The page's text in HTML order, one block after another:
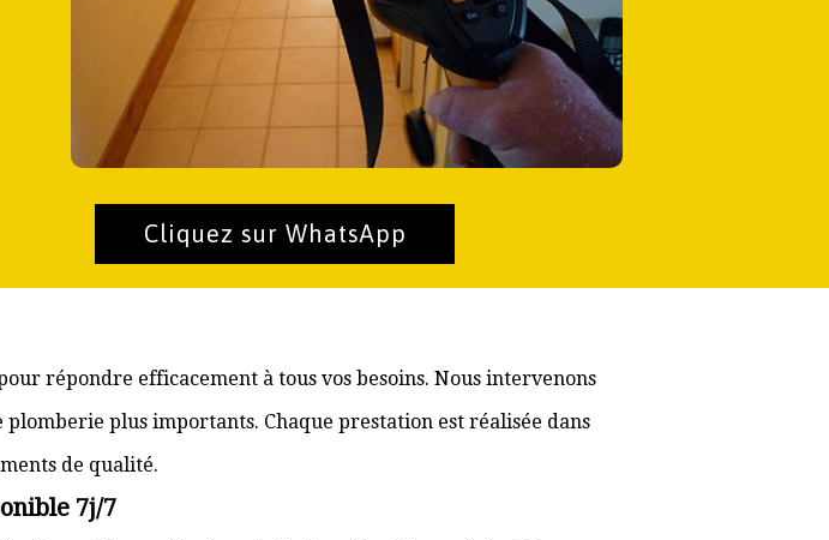
Cliquez sur WhatsApp
répondre efficacement à tous vos besoins. Nous intervenons
plus importants. Chaque prestation est réalisée dans
de qualité.
7j/7